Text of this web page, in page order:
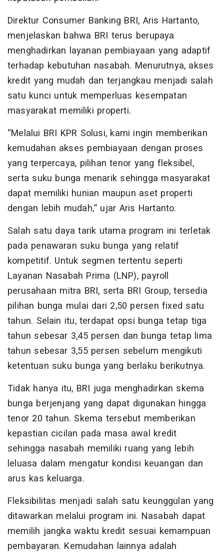
Direktur Consumer Banking BRI, Aris Hartanto,
menjelaskan bahwa BRI terus berupaya
menghadirkan layanan pembiayaan yang adaptif
terhadap kebutuhan nasabah. Menurutnya, akses
kredit yang mudah dan terjangkau menjadi salah
satu kunci untuk memperluas kesempatan
masyarakat memiliki properti.
“Melalui BRI KPR Solusi, kami ingin memberikan
kemudahan akses pembiayaan dengan proses
yang terpercaya, pilihan tenor yang fleksibel,
serta suku bunga menarik sehingga masyarakat
dapat memiliki hunian maupun aset properti
dengan lebih mudah,” ujar Aris Hartanto.
Salah satu daya tarik utama program ini terletak
pada penawaran suku bunga yang relatif
kompetitif. Untuk segmen tertentu seperti
Layanan Nasabah Prima (LNP), payroll
perusahaan mitra BRI, serta BRI Group, tersedia
pilihan bunga mulai dari 2,50 persen fixed satu
tahun. Selain itu, terdapat opsi bunga tetap tiga
tahun sebesar 3,45 persen dan bunga tetap lima
tahun sebesar 3,55 persen sebelum mengikuti
ketentuan suku bunga yang berlaku berikutnya.
Tidak hanya itu, BRI juga menghadirkan skema
bunga berjenjang yang dapat digunakan hingga
tenor 20 tahun. Skema tersebut memberikan
kepastian cicilan pada masa awal kredit
sehingga nasabah memiliki ruang yang lebih
leluasa dalam mengatur kondisi keuangan dan
arus kas keluarga.
Fleksibilitas menjadi salah satu keunggulan yang
ditawarkan melalui program ini. Nasabah dapat
memilih jangka waktu kredit sesuai kemampuan
pembayaran. Kemudahan lainnya adalah